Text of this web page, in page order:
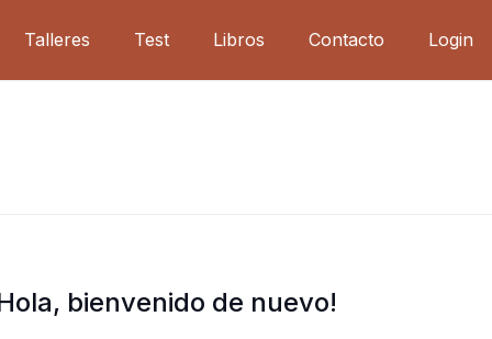
Talleres Test Libros Contacto Login
bienvenido de nuevo!